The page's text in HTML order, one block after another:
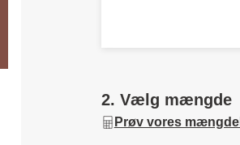
2. Vælg mængde
Prøv vores